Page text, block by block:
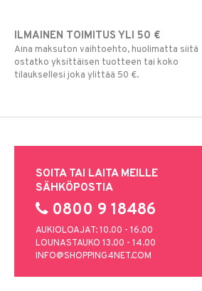
ILMAINEN TOIMITUS YLI 50 €
Aina maksuton vaihtoehto, huolimatta siitä
ostatko yksittäisen tuotteen tai koko
tilauksellesi joka ylittää 50 €.
SOITA TAI LAITA MEILLE
SÄHKÖPOSTIA
0800 9 18486
AUKIOLOAJAT: 10.00 - 16.00
LOUNASTAUKO 13.00 - 14.00
INFO@SHOPPING4NET.COM